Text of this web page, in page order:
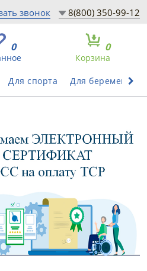
звонок 8(800) 350-99-12
Корзина
0
0
Для спорта Для беременных